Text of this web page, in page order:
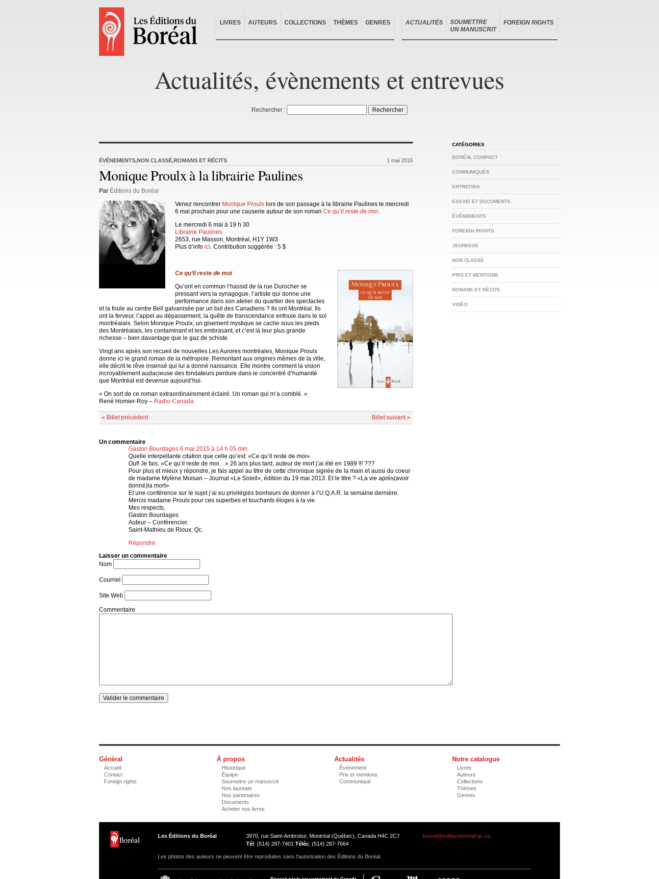
LIVRES AUTEURS COLLECTIONS THÈMES GENRES ACTUALITÉS
SOUMETTRE
UN MANUSCRIT
FOREIGN RIGHTS
Actualités, évènements et entrevues
Rechercher :
ÉVÉNEMENTS,NON CLASSÉ,ROMANS ET RÉCITS 1 mai 2015
Monique Proulx à la librairie Paulines
Par Éditions du Boréal
Venez rencontrer Monique Proulx lors de son passage à la librairie Paulines le mercredi
6 mai prochain pour une causerie autour de son roman Ce qu’il reste de moi.
Le mercredi 6 mai à 19 h 30
Librairie Paulines
2653, rue Masson, Montréal, H1Y 1W3
Plus d’info ici. Contribution suggérée : 5 $
Ce qu’il reste de moi
Qu’ont en commun l’hassid de la rue Durocher se
pressant vers la synagogue, l’artiste qui donne une
performance dans son atelier du quartier des spectacles
et la foule au centre Bell galvanisée par un but des Canadiens ? Ils ont Montréal. Ils
ont la ferveur, l’appel au dépassement, la quête de transcendance enfouie dans le sol
montréalais. Selon Monique Proulx, un gisement mystique se cache sous les pieds
des Montréalais, les contaminant et les embrasant, et c’est là leur plus grande
richesse – bien davantage que le gaz de schiste.
Vingt ans après son recueil de nouvelles Les Aurores montréales, Monique Proulx
donne ici le grand roman de la métropole. Remontant aux origines mêmes de la ville,
elle décrit le rêve insensé qui lui a donné naissance. Elle montre comment la vision
incroyablement audacieuse des fondateurs perdure dans le concentré d’humanité
que Montréal est devenue aujourd’hui.
« On sort de ce roman extraordinairement éclairé. Un roman qui m’a comblé. »
René Homier-Roy – Radio-Canada
« Billet précédent Billet suivant »
Un commentaire
Gaston Bourdages 6 mai 2015 à 14 h 05 min
Quelle interpellante citation que celle qu’est: «Ce qu’il reste de moi»
Ouf! Je fais. «Ce qu’il reste de moi…» 26 ans plus tard, auteur de mort j’ai été en 1989 !!! ???
Pour plus et mieux y répondre, je fais appel au titre de cette chronique signée de la main et aussi du coeur
de madame Mylène Moisan – Journal «Le Soleil», édition du 19 mai 2013. Et le titre ? «La vie après(avoir
donné)la mort»
Et une conférence sur le sujet j’ai eu privilégiés bonheurs de donner à l’U.Q.A.R. la semaine dernière.
Mercis madame Proulx pour ces superbes et touchants éloges à la vie.
Mes respects,
Gaston Bourdages
Auteur – Conférencier.
Saint-Mathieu de Rioux, Qc.
Répondre
Laisser un commentaire
Nom
Courriel
Site Web
Commentaire
CATÉGORIES
BORÉAL COMPACT
COMMUNIQUÉS
ENTRETIEN
ESSAIS ET DOCUMENTS
ÉVÉNEMENTS
FOREIGN RIGHTS
JEUNESSE
NON CLASSÉ
PRIX ET MENTIONS
ROMANS ET RÉCITS
VIDÉO
Général
Accueil
Contact
Foreign rights
À propos
Historique
Équipe
Soumettre un manuscrit
Nos lauréats
Nos partenaires
Documents
Acheter nos livres
Actualités
Événement
Prix et mentions
Communiqué
Notre catalogue
Livres
Auteurs
Collections
Thèmes
Genres
Les Éditions du Boréal
3970, rue Saint-Ambroise, Montréal (Québec), Canada H4C 2C7
Tél : (514) 287-7401 Téléc: (514) 287-7664
boreal@editionsboreal.qc.ca
Les photos des auteurs ne peuvent être reproduites sans l'autorisation des Éditions du Boréal.